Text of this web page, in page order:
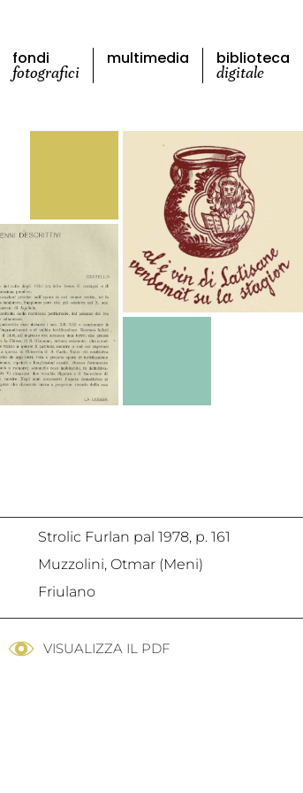
fondi
fotografici
multimedia biblioteca
digitale
Strolic Furlan pal 1978, p. 161
Muzzolini, Otmar (Meni)
Friulano
VISUALIZZA IL PDF